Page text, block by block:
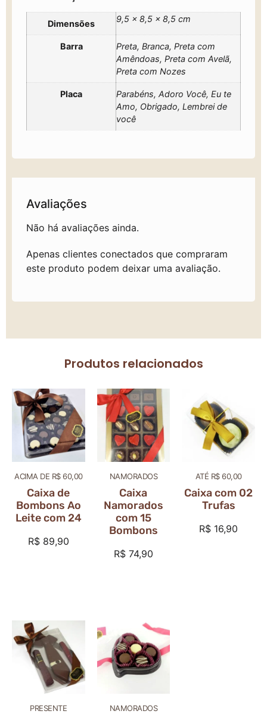
Dimensões 9,5 × 8,5 × 8,5 cm
Barra
Preta, Branca, Preta com
Amêndoas, Preta com Avelã,
Preta com Nozes
Placa
Parabéns, Adoro Você, Eu te
Amo, Obrigado, Lembrei de
você
Avaliações
Não há avaliações ainda.
Apenas clientes conectados que compraram
este produto podem deixar uma avaliação.
Produtos relacionados
ACIMA DE R$ 60,00
Caixa de
Bombons Ao
Leite com 24
R$89,90
NAMORADOS
Caixa
Namorados
com 15
Bombons
R$74,90
ATÉ R$ 60,00
Caixa com 02
Trufas
R$ 16,90
PRESENTE NAMORADOS